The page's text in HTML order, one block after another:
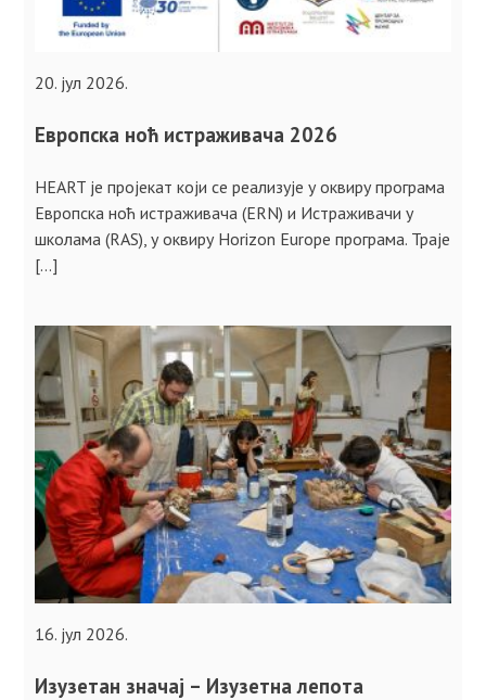
20. јул 2026.
Европска ноћ истраживача 2026
HEART је пројекат који се реализује у оквиру програма
Европска ноћ истраживача (ERN) и Истраживачи у
школама (RAS), у оквиру Horizon Europe програма. Траје
[…]
16. јул 2026.
Изузетан значај – Изузетна лепота